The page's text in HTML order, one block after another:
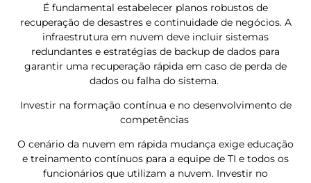
É fundamental estabelecer planos robustos de
recuperação de desastres e continuidade de negócios. A
infraestrutura em nuvem deve incluir sistemas
redundantes e estratégias de backup de dados para
garantir uma recuperação rápida em caso de perda de
dados ou falha do sistema.
Investir na formação contínua e no desenvolvimento de
competências
O cenário da nuvem em rápida mudança exige educação
e treinamento contínuos para a equipe de TI e todos os
funcionários que utilizam a nuvem. Investir no